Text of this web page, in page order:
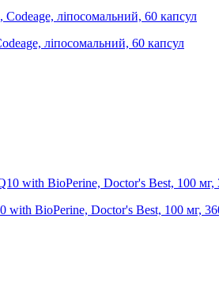
ліпосомальний, 60 капсул
with BioPerine, Doctor's Best, 100 мг,